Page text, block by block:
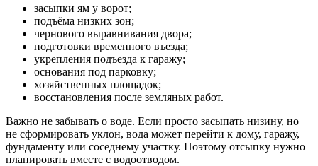
засыпки ям у ворот;
подъёма низких зон;
чернового выравнивания двора;
подготовки временного въезда;
укрепления подъезда к гаражу;
основания под парковку;
хозяйственных площадок;
восстановления после земляных работ.
Важно не забывать о воде. Если просто засыпать низину, но
не сформировать уклон, вода может перейти к дому, гаражу,
фундаменту или соседнему участку. Поэтому отсыпку нужно
планировать вместе с водоотводом.